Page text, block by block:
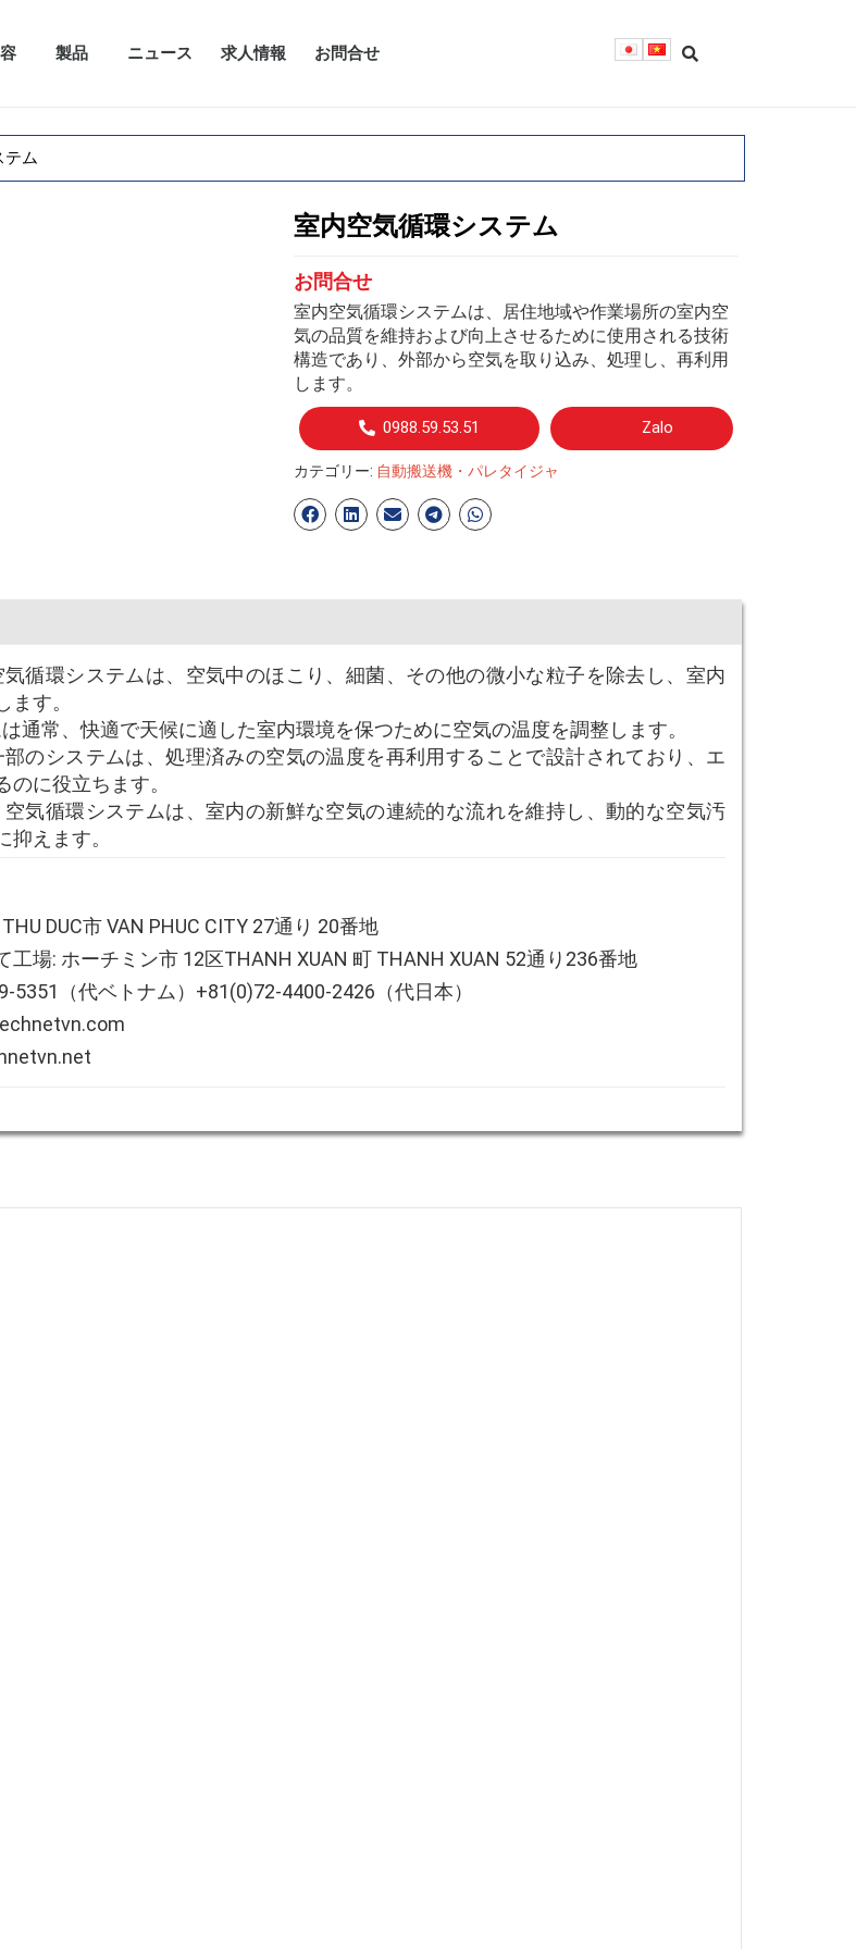
製品 ニュース 求人情報 お問合せ
テム
室内空気循環システム
お問合せ
室内空気循環システムは、居住地域や作業場所の室内空
気の品質を維持および向上させるために使用される技術
構造であり、外部から空気を取り込み、処理し、再利用
します。
0988.59.53.51 Zalo
カテゴリー: 自動搬送機・パレタイジャ
気循環システムは、空気中のほこり、細菌、その他の微小な粒子を除去し、室内
す。
通常、快適で天候に適した室内環境を保つために空気の温度を調整します。
部のシステムは、処理済みの空気の温度を再利用することで設計されており、エ
に役立ちます。
空気循環システムは、室内の新鮮な空気の連続的な流れを維持し、動的な空気汚
えます。
DUC市 VAN PHUC CITY 27通り 20番地
工場: ホーチミン市 12区THANH XUAN 町 THANH XUAN 52通り236番地
5351（代ベトナム）+81(0)72-4400-2426（代日本）